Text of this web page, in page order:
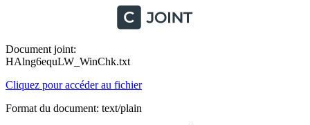
Document joint:
HAlng6equLW_WinChk.txt
Cliquez pour accéder au fichier
Format du document: text/plain